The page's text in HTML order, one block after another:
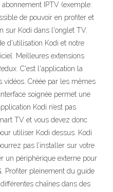
IPTV (exemple:
de pouvoir en profiter et
sur Kodi dans l'onglet TV.
d'utilisation Kodi et notre
Meilleures extensions
C'est l'application la
Créée par les mêmes
soignée permet une
Kodi n’est pas
TV et vous devez donc
utiliser Kodi dessus. Kodi
pas l’installer sur votre
un périphérique externe pour
Profiter pleinement du guide
chaînes dans des